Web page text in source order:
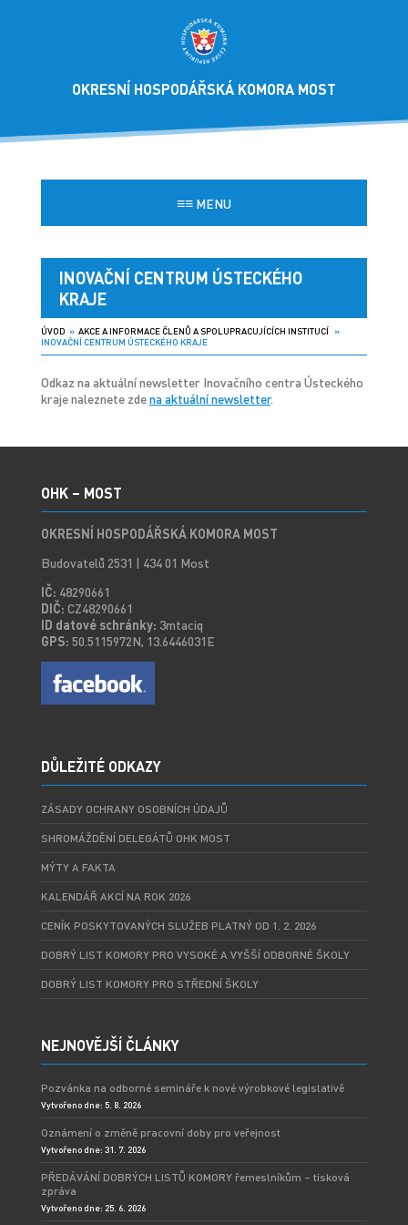
OKRESNÍ HOSPODÁŘSKÁ KOMORA MOST
≡≡MENU
INOVAČNÍ CENTRUM ÚSTECKÉHO
KRAJE
ÚVOD » AKCE A INFORMACE ČLENŮ A SPOLUPRACUJÍCÍCH INSTITUCÍ»
INOVAČNÍ CENTRUM ÚSTECKÉHO KRAJE
Odkaz na aktuální newsletter Inovačního centra Ústeckého
kraje naleznete zdena aktuální newsletter.
OHK – MOST
OKRESNÍ HOSPODÁŘSKÁ KOMORA MOST
Budovatelů 2531 | 434 01 Most
IČ: 48290661
DIČ: CZ48290661
ID datové schránky: 3mtaciq
GPS: 50.5115972N, 13.6446031E
DŮLEŽITÉ ODKAZY
ZÁSADY OCHRANY OSOBNÍCH ÚDAJŮ
SHROMÁŽDĚNÍ DELEGÁTŮ OHK MOST
MÝTY A FAKTA
KALENDÁŘ AKCÍ NA ROK 2026
CENÍK POSKYTOVANÝCH SLUŽEB PLATNÝ OD 1. 2. 2026
DOBRÝ LIST KOMORY PRO VYSOKÉ A VYŠŠÍ ODBORNÉ ŠKOLY
DOBRÝ LIST KOMORY PRO STŘEDNÍ ŠKOLY
NEJNOVĚJŠÍ ČLÁNKY
Pozvánka na odborné semináře k nové výrobkové legislativě
Vytvořeno dne: 5. 8. 2026
Oznámení o změně pracovní doby pro veřejnost
Vytvořeno dne: 31. 7. 2026
PŘEDÁVÁNÍ DOBRÝCH LISTŮ KOMORY řemeslníkům – tisková
zpráva
Vytvořeno dne: 25. 6. 2026